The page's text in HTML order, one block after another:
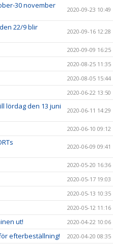
30 november
2020-09-23 10:49
22/9 blir
2020-09-16 12:28
2020-09-09 16:25
2020-08-25 11:35
2020-08-05 15:44
2020-06-22 13:50
lördag den 13 juni
2020-06-11 14:29
2020-06-10 09:12
2020-06-09 09:41
2020-05-20 16:36
2020-05-17 19:03
2020-05-13 10:35
2020-05-12 11:16
ut! 2020-04-22 10:06
efterbeställning! 2020-04-20 08:35